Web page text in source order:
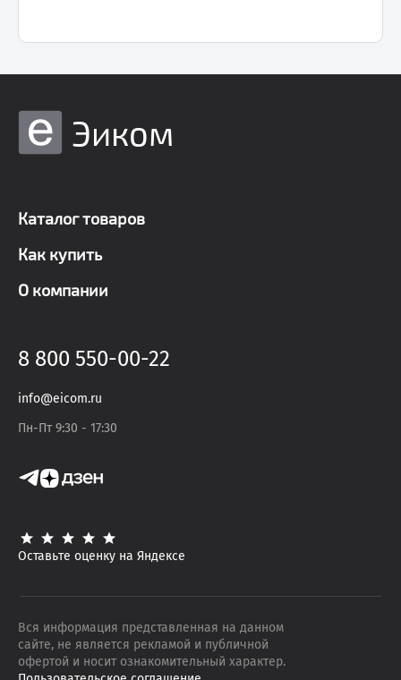
Эиком
Каталог товаров
Как купить
О компании
8 800 550-00-22
info@eicom.ru
Пн-Пт 9:30 - 17:30
Оставьте оценку на Яндексе
Вся информация представленная на данном
сайте, не является рекламой и публичной
офертой и носит ознакомительный характер.